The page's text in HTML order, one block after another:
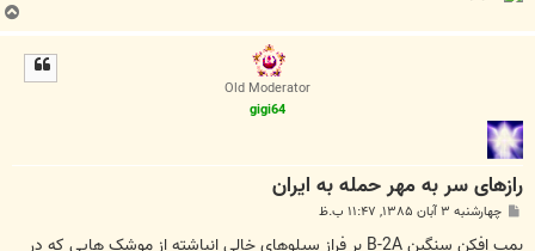
ب
ا
Old Moderator
gigi64
رازهای سر به مهر حمله به ایران
پ
ت
چهارشنبه ۳ آبان ۱۳۸۵, ۱۱:۴۷ ب.ظ
بمب افکن سنگین B-2A بر فراز سیلوهای خالی انباشته از موشک هایی که در